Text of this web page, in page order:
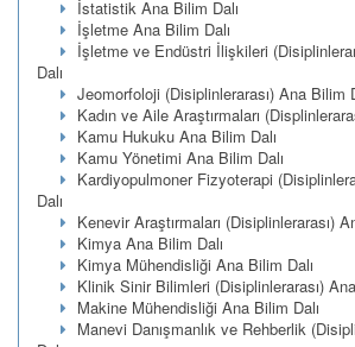
İstatistik Ana Bilim Dalı
İşletme Ana Bilim Dalı
İşletme ve Endüstri İlişkileri
Dalı
Jeomorfoloji (Disiplinlerarası) Ana Bilim
Kadın ve Aile Araştırmaları
Kamu Hukuku Ana Bilim Dalı
Kamu Yönetimi Ana Bilim Dalı
Kardiyopulmoner Fizyoterapi
Dalı
Kenevir Araştırmaları (Disiplinlerarası)
Kimya Ana Bilim Dalı
Kimya Mühendisliği Ana Bilim Dalı
Klinik Sinir Bilimleri (Disiplinlerarası)
Makine Mühendisliği Ana Bilim Dalı
Manevi Danışmanlık ve Rehberlik